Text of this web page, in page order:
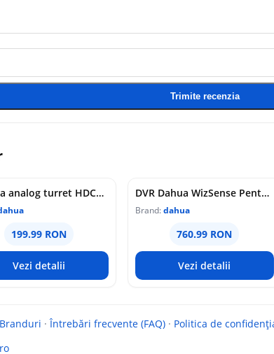
Trimite recenzia
Camera analog turret HDCVI Dahua, 5MP, Starlight, Smart Dual Light, IR 40m, lumina alba 40m, lentila 2.8mm, microfon, IP67, HAC-HDW1500T-IL-A-S3
199.99 RON
Vezi detalii
DVR Dahua WizSense Penta-brid, 16 canale, 5MP, SMD Plus, AI Coding, pana la 24 camere IP 6MP, HDMI 4K, 1 HDD 16TB, XVR1B16H-I
Brand:dahua
760.99 RON
Vezi detalii
Branduri ·Întrebări frecvente (FAQ) · Politica de